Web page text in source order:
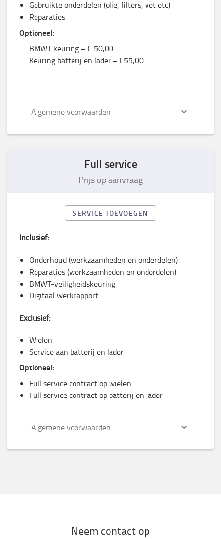
Gebruikte onderdelen (olie, filters, vet etc)
Reparaties
Optioneel:
BMWT keuring + € 50,00.
Keuring batterij en lader + €55,00.
Algemene voorwaarden
Full service
Prijs op aanvraag
SERVICE TOEVOEGEN
Inclusief:
Onderhoud (werkzaamheden en onderdelen)
Reparaties (werkzaamheden en onderdelen)
BMWT-veiligheidskeuring
Digitaal werkrapport
Exclusief:
Wielen
Service aan batterij en lader
Optioneel:
Full service contract op wielen
Full service contract op batterij en lader
Algemene voorwaarden
Neem contact op